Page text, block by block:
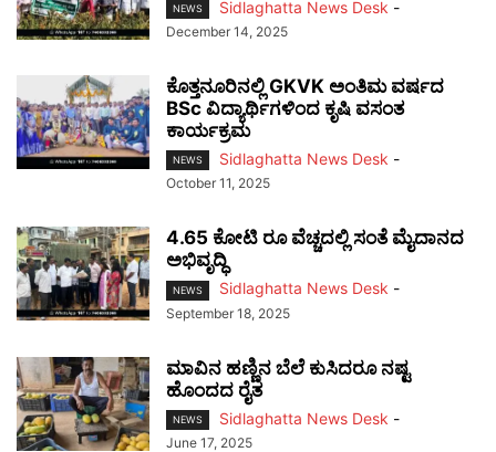
NEWS Sidlaghatta News Desk -
December 14, 2025
ಕೊತ್ತನೂರಿನಲ್ಲಿ GKVK ಅಂತಿಮ ವರ್ಷದ
BSc ವಿದ್ಯಾರ್ಥಿಗಳಿಂದ ಕೃಷಿ ವಸಂತ
ಕಾರ್ಯಕ್ರಮ
NEWS Sidlaghatta News Desk -
October 11, 2025
4.65 ಕೋಟಿ ರೂ ವೆಚ್ಚದಲ್ಲಿ ಸಂತೆ ಮೈದಾನದ
ಅಭಿವೃದ್ಧಿ
NEWS Sidlaghatta News Desk -
September 18, 2025
ಮಾವಿನ ಹಣ್ಣಿನ ಬೆಲೆ ಕುಸಿದರೂ ನಷ್ಟ
ಹೊಂದದ ರೈತ
NEWS Sidlaghatta News Desk -
June 17, 2025